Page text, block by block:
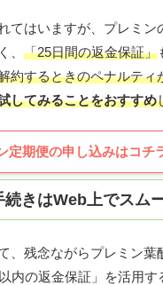
てはいますが、プレミン
、 「25日間の返金保証」
約するときのペナルティ
してみることをおすすめ
定期便の申し込みはコチ
きはWeb上でスム
、残念ながらプレミン葉
内の返金保証」を活用す